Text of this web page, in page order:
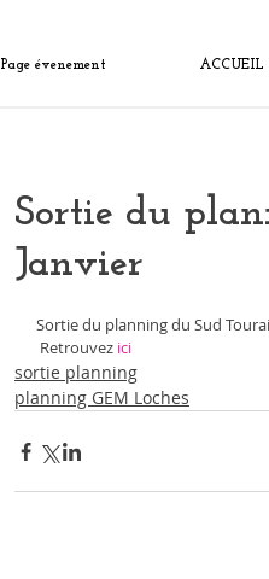
Page évenement ACCUEIL
Sortie du
Janvier
Sortie du planning du Sud
Retrouvez ici
sortie planning
planning GEM Loches